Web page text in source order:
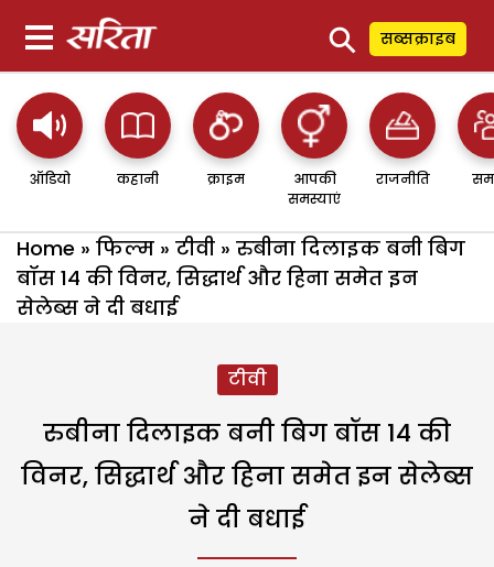
⚲ सब्सक्राइब
ऑडियो कहानी क्राइम
आपकी
समस्याएं
राजनीति
Home » फिल्म » टीवी » रुबीना दिलाइक बनी बिग
बॉस 14 की विनर, सिद्धार्थ और हिना समेत इन
सेलेब्स ने दी बधाई
टीवी
रुबीना दिलाइक बनी बिग बॉस 14 की
विनर, सिद्धार्थ और हिना समेत इन सेलेब्स
ने दी बधाई